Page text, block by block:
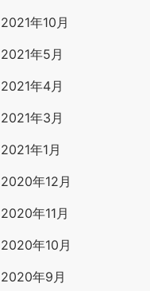
2021年10月
2021年5月
2021年4月
2021年3月
2021年1月
2020年12月
2020年11月
2020年10月
2020年9月